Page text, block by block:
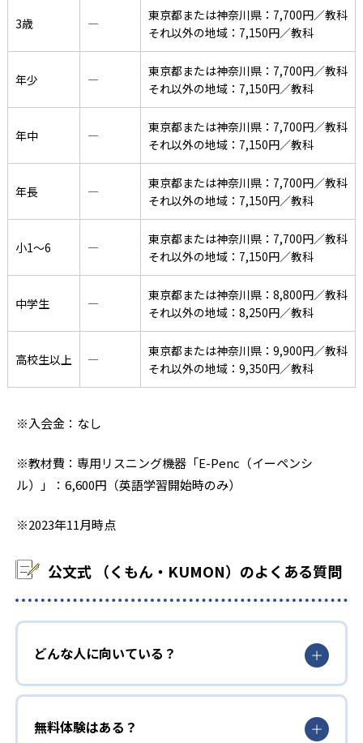
3歳 ―
東京都または神奈川県：7,700円／教科
それ以外の地域：7,150円／教科
年少 ―
東京都または神奈川県：7,700円／教科
それ以外の地域：7,150円／教科
年中 ―
東京都または神奈川県：7,700円／教科
それ以外の地域：7,150円／教科
年長 ―
東京都または神奈川県：7,700円／教科
それ以外の地域：7,150円／教科
小1〜6 ―
東京都または神奈川県：7,700円／教科
それ以外の地域：7,150円／教科
中学生 ―
東京都または神奈川県：8,800円／教科
それ以外の地域：8,250円／教科
高校生以上 ―
東京都または神奈川県：9,900円／教科
それ以外の地域：9,350円／教科
※入会金：なし
※教材費：専用リスニング機器「E-Penc（イーペンシ
ル）」：6,600円（英語学習開始時のみ）
※2023年11月時点
公文式 （くもん・KUMON）のよくある質問
どんな人に向いている？
無料体験はある？